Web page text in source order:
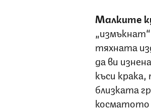
Малките
тяхната
да ви
къси
близката
косматото